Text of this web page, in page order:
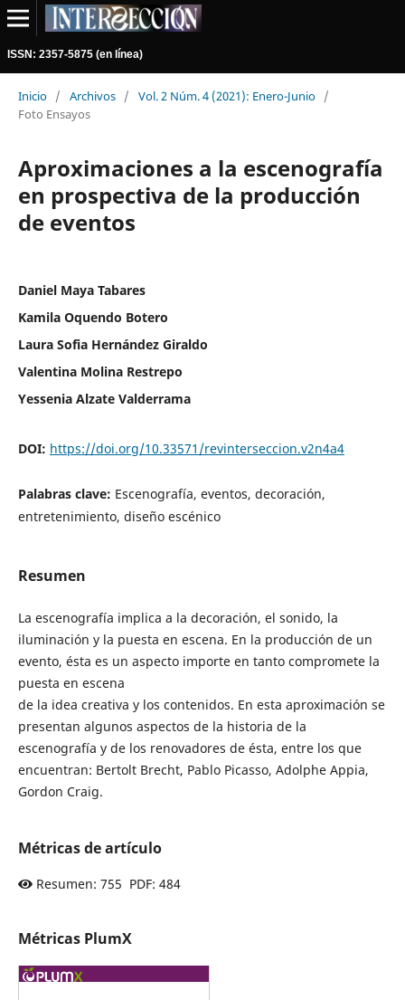
ISSN: 2357-5875 (en línea)
Inicio / Archivos / Vol. 2 Núm. 4 (2021): Enero-Junio /
Foto Ensayos
Aproximaciones a la escenografía
en prospectiva de la producción
de eventos
Daniel Maya Tabares
Kamila Oquendo Botero
Laura Sofia Hernández Giraldo
Valentina Molina Restrepo
Yessenia Alzate Valderrama
DOI: https://doi.org/10.33571/revinterseccion.v2n4a4
Palabras clave: Escenografía, eventos, decoración,
entretenimiento, diseño escénico
Resumen
La escenografía implica a la decoración, el sonido, la
iluminación y la puesta en escena. En la producción de un
evento, ésta es un aspecto importe en tanto compromete la
puesta en escena
de la idea creativa y los contenidos. En esta aproximación se
presentan algunos aspectos de la historia de la
escenografía y de los renovadores de ésta, entre los que
encuentran: Bertolt Brecht, Pablo Picasso, Adolphe Appia,
Gordon Craig.
Métricas de artículo
Resumen: 755 PDF: 484
Métricas PlumX